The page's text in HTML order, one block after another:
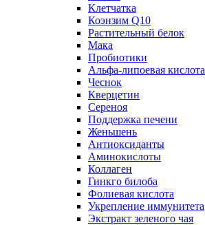
Клетчатка
Коэнзим Q10
Растительный белок
Мака
Пробиотики
Альфа-липоевая кислота
Чеснок
Кверцетин
Сереноя
Поддержка печени
Женьшень
Антиоксиданты
Аминокислоты
Коллаген
Гинкго билоба
Фолиевая кислота
Укрепление иммунитета
Экстракт зеленого чая